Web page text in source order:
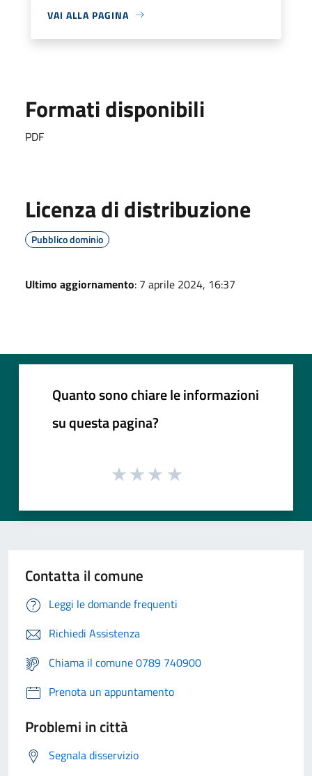
VAI ALLA PAGINA
Formati disponibili
PDF
Licenza di distribuzione
Pubblico dominio
Ultimo aggiornamento: 7 aprile 2024, 16:37
Quanto sono chiare le informazioni
su questa pagina?
Contatta il comune
Leggi le domande frequenti
Richiedi Assistenza
Chiama il comune 0789 740900
Prenota un appuntamento
Problemi in città
Segnala disservizio